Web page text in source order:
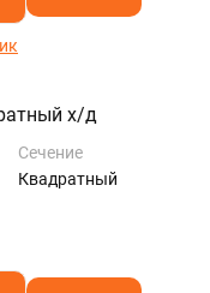
х/д
Сечение
Квадратный